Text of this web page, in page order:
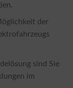
der
sind Sie
im